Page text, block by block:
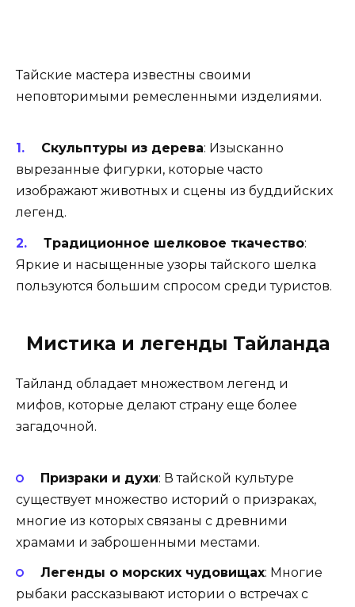
Тайские мастера известны своими
неповторимыми ремесленными изделиями.
Скульптуры из дерева: Изысканно
вырезанные фигурки, которые часто
изображают животных и сцены из буддийских
легенд.
Традиционное шелковое ткачество:
Яркие и насыщенные узоры тайского шелка
пользуются большим спросом среди туристов.
Мистика и легенды Тайланда
Тайланд обладает множеством легенд и
мифов, которые делают страну еще более
загадочной.
Призраки и духи: В тайской культуре
существует множество историй о призраках,
многие из которых связаны с древними
храмами и заброшенными местами.
Легенды о морских чудовищах: Многие
рыбаки рассказывают истории о встречах с